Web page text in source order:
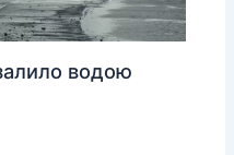
водою